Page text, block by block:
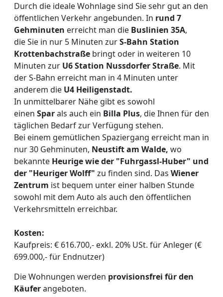
Durch die ideale Wohnlage sind Sie sehr gut an den
öffentlichen Verkehr angebunden. In rund 7
Gehminuten erreicht man die Buslinien 35A,
die Sie in nur 5 Minuten zurS-Bahn Station
Krottenbachstraße bringt oder in weiteren 10
Minuten zur U6 Station Nussdorfer Straße. Mit
der S-Bahn erreicht man in 4 Minuten unter
anderem die U4 Heiligenstadt.
In unmittelbarer Nähe gibt es sowohl
einen Sparals auch ein Billa Plus, die Ihnen für den
täglichen Bedarf zur Verfügung stehen.
Bei einem gemütlichen Spaziergang erreicht man in
nur 30 Gehminuten, Neustift am Walde, wo
bekannte Heurige wie der "Fuhrgassl-Huber" und
der "Heuriger Wolff" zu finden sind. Das Wiener
Zentrum ist bequem unter einer halben Stunde
sowohl mit dem Auto als auch den öffentlichen
Verkehrsmitteln erreichbar.
Kosten:
Kaufpreis: € 616.700,- exkl. 20% USt. für Anleger (€
699.000,- für Endnutzer)
Die Wohnungen werden provisionsfrei für den
Käuferangeboten.